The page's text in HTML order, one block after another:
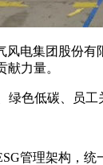
电集团股份
力量。
色低碳、员
管理架构，